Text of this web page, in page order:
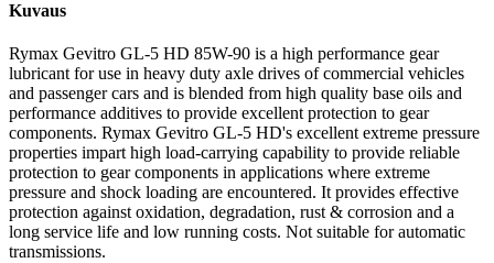
Kuvaus
Rymax Gevitro GL-5 HD 85W-90 is a high performance gear
lubricant for use in heavy duty axle drives of commercial vehicles
and passenger cars and is blended from high quality base oils and
performance additives to provide excellent protection to gear
components. Rymax Gevitro GL-5 HD's excellent extreme pressure
properties impart high load-carrying capability to provide reliable
protection to gear components in applications where extreme
pressure and shock loading are encountered. It provides effective
protection against oxidation, degradation, rust & corrosion and a
long service life and low running costs. Not suitable for automatic
transmissions.